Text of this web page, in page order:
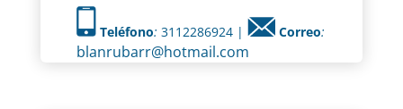
Teléfono: 3112286924 | Correo:
blanrubarr@hotmail.com